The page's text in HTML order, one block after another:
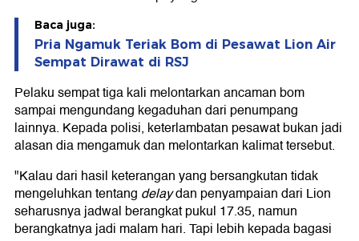
Baca juga:
Pria Ngamuk Teriak Bom di Pesawat Lion Air
Sempat Dirawat di RSJ
Pelaku sempat tiga kali melontarkan ancaman bom
sampai mengundang kegaduhan dari penumpang
lainnya. Kepada polisi, keterlambatan pesawat bukan jadi
alasan dia mengamuk dan melontarkan kalimat tersebut.
"Kalau dari hasil keterangan yang bersangkutan tidak
mengeluhkan tentang delaydan penyampaian dari Lion
seharusnya jadwal berangkat pukul 17.35, namun
berangkatnya jadi malam hari. Tapi lebih kepada bagasi